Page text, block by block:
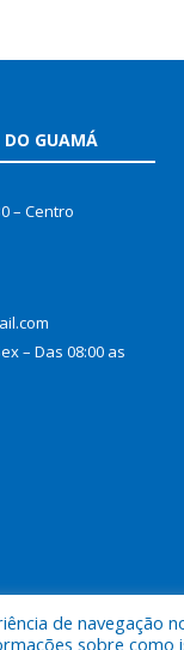
DO GUAMÁ
– Centro
– Das 08:00 as
Municipal de
de
sobre como